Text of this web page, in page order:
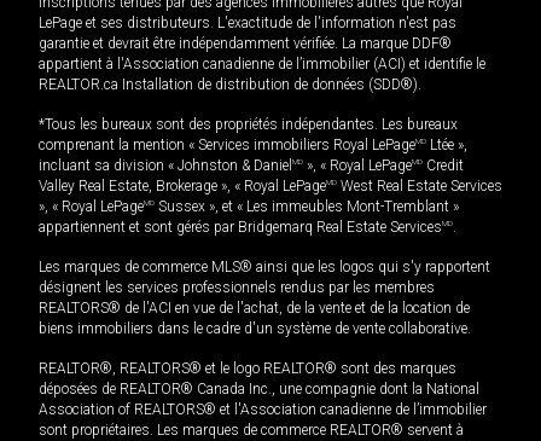
LePage et ses distributeurs. L'exactitude de l'information n'est pas
garantie et devrait être indépendamment vérifiée. La marque DDF®
appartient à l'Association canadienne de l’immobilier (ACI) et identifie le
REALTOR.ca Installation de distribution de données (SDD®).
*Tous les bureaux sont des propriétés indépendantes. Les bureaux
comprenant la mention « Services immobiliers Royal LePageMD Ltée »,
incluant sa division « Johnston & Daniel MD », « Royal LePageMD Credit
Valley Real Estate, Brokerage », « Royal LePageMD West Real Estate Services
», « Royal LePageMD Sussex », et « Les immeubles Mont-Tremblant »
appartiennent et sont gérés par Bridgemarq Real Estate ServicesMD.
Les marques de commerce MLS® ainsi que les logos qui s'y rapportent
désignent les services professionnels rendus par les membres
REALTORS® de l'ACI en vue de l'achat, de la vente et de la location de
biens immobiliers dans le cadre d'un système de vente collaborative.
REALTOR®, REALTORS® et le logo REALTOR® sont des marques
déposées de REALTOR® Canada Inc., une compagnie dont la National
Association of REALTORS® et l'Association canadienne de l’immobilier
sont propriétaires. Les marques de commerce REALTOR® servent à